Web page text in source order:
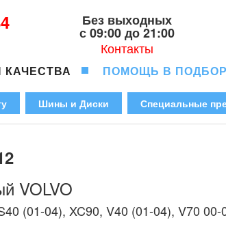
Без выходных
с 09:00 до 21:00
Контакты
КАЧЕСТВА ПОМОЩЬ В
Шины и Диски Специальные
VOLVO
(01-04), XC90, V40 (01-04), V70 00-